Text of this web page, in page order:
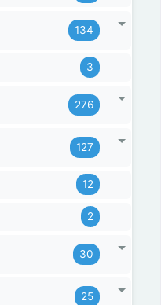
134
3
276
127
12
2
30
25